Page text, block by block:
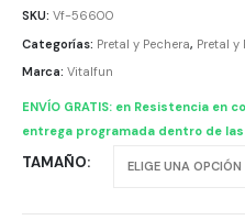
SKU: Vf-56600
Categorías: Pretal y Pechera, Pretal y
Marca: Vitalfun
ENVÍO GRATIS: en Resistencia
entrega programada dentro de
TAMAÑO